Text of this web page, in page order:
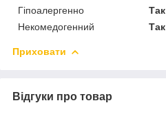
Гіпоалергенно
Так
Некомедогенний
Так
Приховати
Відгуки про товар